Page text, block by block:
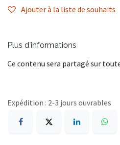
Ajouter à la liste de souhaits
Plus d'informations
Ce contenu sera partagé sur
Expédition : 2-3 jours ouvrables